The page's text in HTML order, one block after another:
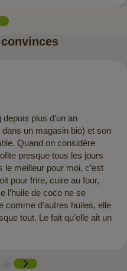
depuis plus d’un an
un magasin bio) et son
Quand on considère
presque tous les jours
meilleur pour moi, c’est
pour frire, cuire au four,
l’huile de coco ne se
comme d’autres huiles, elle
tout. Le fait qu’elle ait un